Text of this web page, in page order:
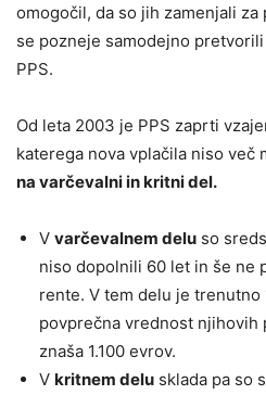
omogočil, da so jih zamenjali
se pozneje samodejno
PPS.
Od leta 2003 je PPS zaprti
katerega nova vplačila niso več
na varčevalni in kritni del.
V varčevalnem delu so
niso dopolnili 60 let in še ne
rente. V tem delu je trenutno
povprečna vrednost njihovih
znaša 1.100 evrov.
V kritnem delu sklada pa so